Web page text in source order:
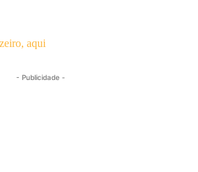
aqui
- Publicidade -